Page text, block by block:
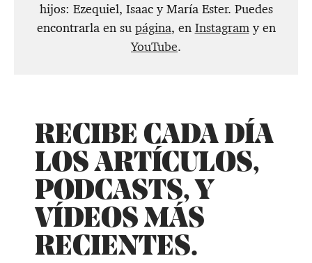
hijos: Ezequiel, Isaac y María Ester. Puedes
encontrarla en su página, en Instagramy en
YouTube.
RECIBE CADA DÍA
LOS ARTÍCULOS,
PODCASTS, Y
VÍDEOS MÁS
RECIENTES.